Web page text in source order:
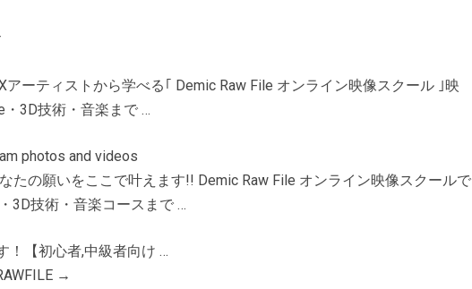
ーティストから学べる｢ Demic Raw File オンライン映像スクール ｣映
・3D技術・音楽まで …
photos and videos
たの願いをここで叶えます!! Demic Raw File オンライン映像スクールで
3D技術・音楽コースまで …
！【初心者,中級者向け …
→